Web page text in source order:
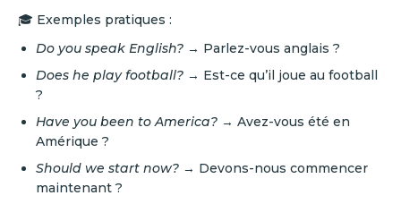
🎓 Exemples pratiques :
Do you speak English? → Parlez-vous anglais ?
Does he play football? → Est-ce qu’il joue au football
?
Have you been to America? → Avez-vous été en
Amérique ?
Should we start now? → Devons-nous commencer
maintenant ?